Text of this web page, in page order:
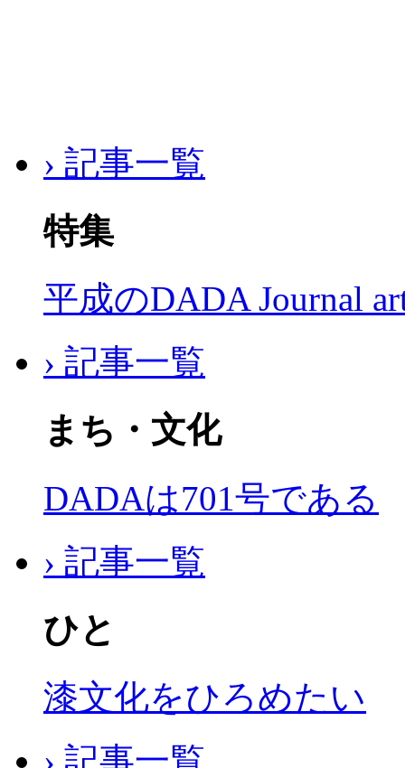
› 記事一覧
特集
平成のDADA Journal
› 記事一覧
まち・文化
DADAは701号である
› 記事一覧
ひと
漆文化をひろめたい